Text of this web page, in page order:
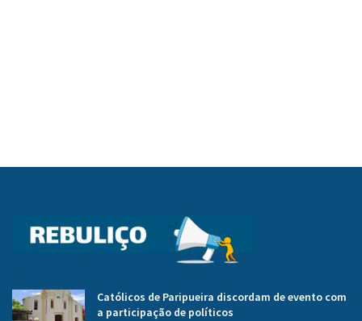
Católicos de Paripueira discordam de evento com
a participação de políticos